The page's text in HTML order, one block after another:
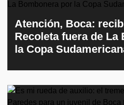
Atención, Boca:
Recoleta fuera de La
la Copa